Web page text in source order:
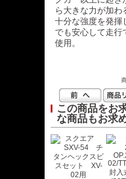
ら大きな力が加わ
十分な強度を発揮
でも安心して走
使用。
この商品をお
な商品もお求